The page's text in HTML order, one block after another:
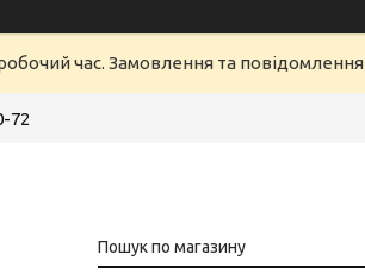
час. Замовлення та
72